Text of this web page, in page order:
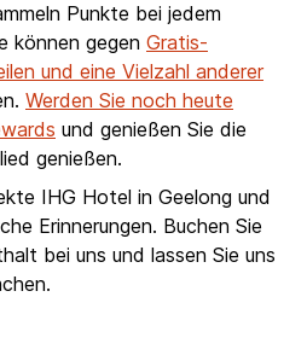
Punkte bei jedem
können gegen Gratis-
und eine Vielzahl anderer
Werden Sie noch heute
und genießen Sie die
genießen.
IHG Hotel in Geelong und
Erinnerungen. Buchen Sie
bei uns und lassen Sie uns